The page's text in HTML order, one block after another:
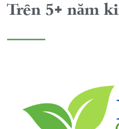
Trên 5+ năm